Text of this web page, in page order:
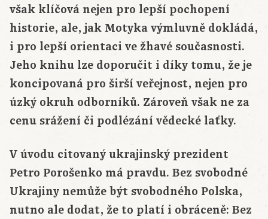
však klíčová nejen pro lepší pochopení
historie, ale, jak Motyka výmluvně dokládá,
i pro lepší orientaci ve žhavé současnosti.
Jeho knihu lze doporučit i díky tomu, že je
koncipovaná pro širší veřejnost, nejen pro
úzký okruh odborníků. Zároveň však ne za
cenu srážení či podlézání vědecké laťky.
V úvodu citovaný ukrajinský prezident
Petro Porošenko má pravdu. Bez svobodné
Ukrajiny nemůže být svobodného Polska,
nutno ale dodat, že to platí i obráceně: Bez